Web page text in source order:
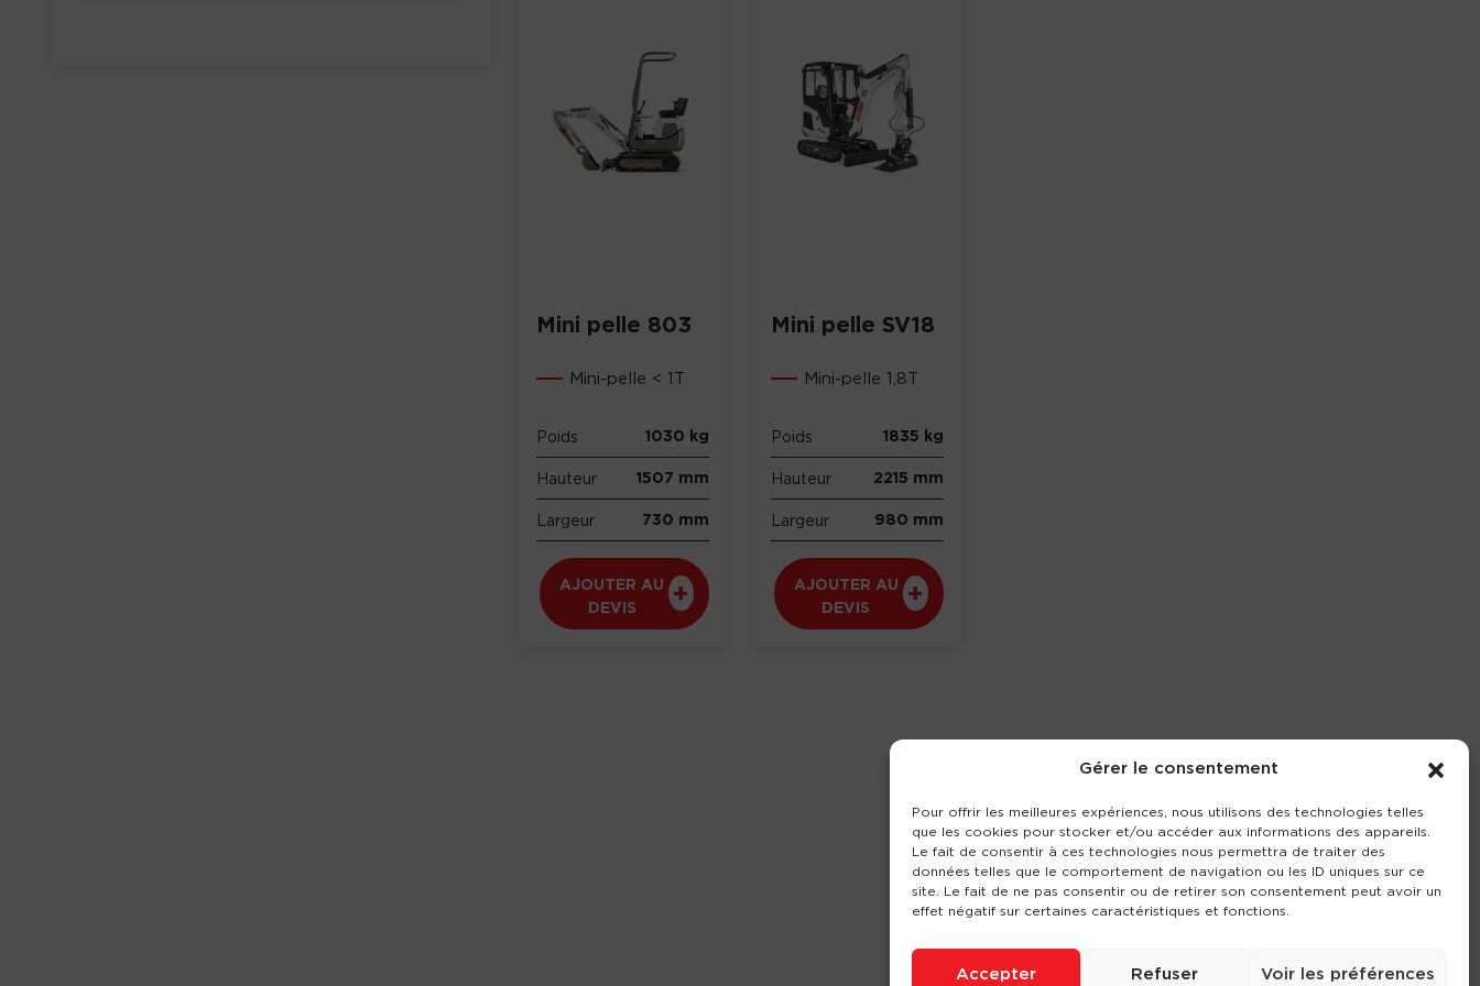
Gérer le consentement
Pour offrir les meilleures expériences, nous utilisons des technologies telles
que les cookies pour stocker et/ou accéder aux informations des appareils.
Le fait de consentir à ces technologies nous permettra de traiter des
données telles que le comportement de navigation ou les ID uniques sur ce
site. Le fait de ne pas consentir ou de retirer son consentement peut avoir un
effet négatif sur certaines caractéristiques et fonctions.
Accepter Refuser Voir les préférences
Mini pelle 803
Mini-pelle < 1T
Poids 1030 kg
Hauteur 1507 mm
Largeur 730 mm
AJOUTER AU
DEVIS
Mini pelle SV18
Mini-pelle 1,8T
Poids 1835 kg
Hauteur 2215 mm
Largeur 980 mm
AJOUTER AU
DEVIS